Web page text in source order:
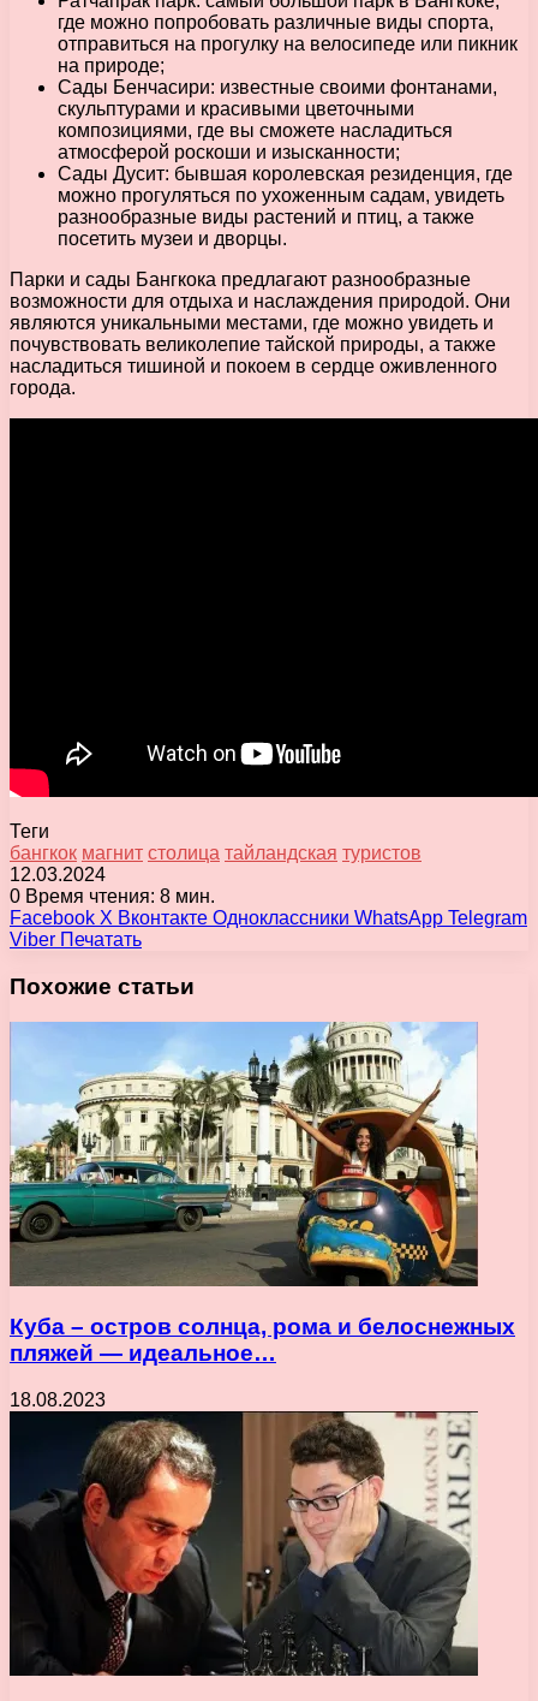
где можно попробовать различные виды спорта,
отправиться на прогулку на велосипеде или пикник
на природе;
Сады Бенчасири: известные своими фонтанами,
скульптурами и красивыми цветочными
композициями, где вы сможете насладиться
атмосферой роскоши и изысканности;
Сады Дусит: бывшая королевская резиденция, где
можно прогуляться по ухоженным садам, увидеть
разнообразные виды растений и птиц, а также
посетить музеи и дворцы.
Парки и сады Бангкока предлагают разнообразные
возможности для отдыха и наслаждения природой. Они
являются уникальными местами, где можно увидеть и
почувствовать великолепие тайской природы, а также
насладиться тишиной и покоем в сердце оживленного
города.
Теги
бангкок магнит столица тайландская туристов
12.03.2024
0 Время чтения: 8 мин.
Facebook X Вконтакте Одноклассники WhatsApp Telegram
Viber Печатать
Похожие статьи
Куба – остров солнца, рома и белоснежных
пляжей — идеальное…
18.08.2023